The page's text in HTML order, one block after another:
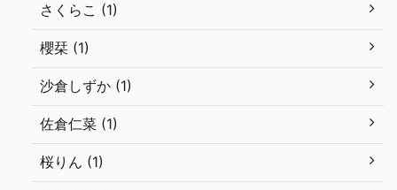
さくらこ (1)
櫻栞 (1)
沙倉しずか (1)
佐倉仁菜 (1)
桜りん (1)